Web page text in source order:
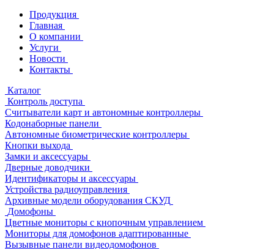
Продукция
Главная
О компании
Услуги
Новости
Контакты
Каталог
Контроль доступа
Считыватели карт и автономные контроллеры
Кодонаборные панели
Автономные биометрические контроллеры
Кнопки выхода
Замки и аксессуары
Дверные доводчики
Идентификаторы и аксессуары
Устройства радиоуправления
Архивные модели оборудования СКУД
Домофоны
Цветные мониторы с кнопочным управлением
Мониторы для домофонов адаптированные
Вызывные панели видеодомофонов